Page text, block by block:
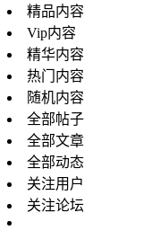
精品内容
Vip内容
精华内容
热门内容
随机内容
全部帖子
全部文章
全部动态
关注用户
关注论坛